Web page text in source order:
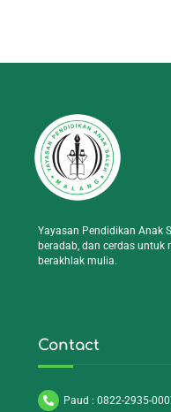
Yayasan Pendidikan Anak
beradab, dan cerdas untuk
berakhlak mulia.
Contact
Paud : 0822-2935-